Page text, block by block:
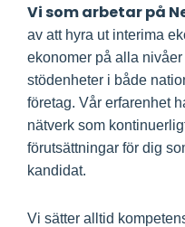
Vi som arbetar på
av att hyra ut interima
ekonomer på alla
stödenheter i både
företag. Vår erfarenhet
nätverk som
förutsättningar för dig
kandidat.
Vi sätter alltid